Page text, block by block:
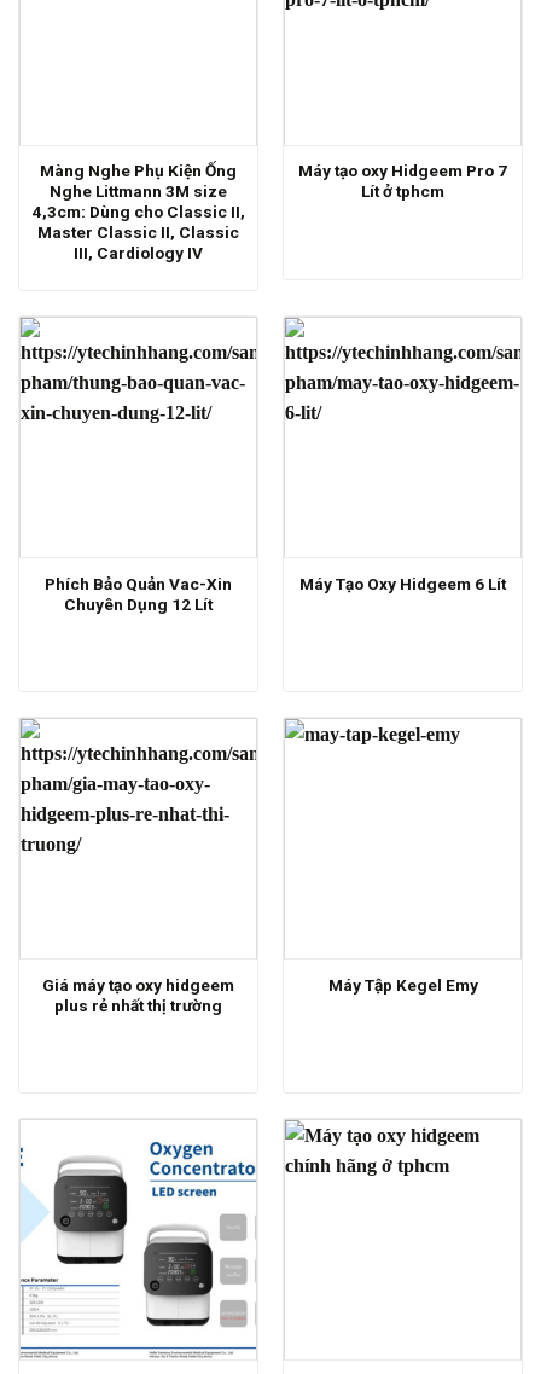
Màng Nghe Phụ Kiện Ống
Nghe Littmann 3M size
4,3cm: Dùng cho Classic II,
Master Classic II, Classic
III, Cardiology IV
Máy tạo oxy Hidgeem Pro 7
Lít ở tphcm
Phích Bảo Quản Vac-Xin
Chuyên Dụng 12 Lít
Máy Tạo Oxy Hidgeem 6 Lít
Giá máy tạo oxy hidgeem
plus rẻ nhất thị trường
Máy Tập Kegel Emy